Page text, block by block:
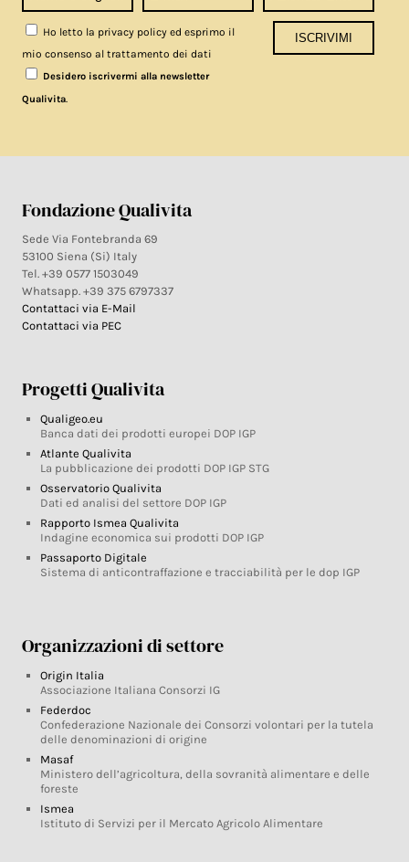
Ho letto la privacy policy ed esprimo il
mio consenso al trattamento dei dati
Desidero iscrivermi alla newsletter
Qualivita.
Fondazione Qualivita
Sede Via Fontebranda 69
53100 Siena (Si) Italy
Tel. +39 0577 1503049
Whatsapp. +39 375 6797337
Contattaci via E-Mail
Contattaci via PEC
Progetti Qualivita
Qualigeo.eu
Banca dati dei prodotti europei DOP IGP
Atlante Qualivita
La pubblicazione dei prodotti DOP IGP STG
Osservatorio Qualivita
Dati ed analisi del settore DOP IGP
Rapporto Ismea Qualivita
Indagine economica sui prodotti DOP IGP
Passaporto Digitale
Sistema di anticontraffazione e tracciabilità per le dop IGP
Organizzazioni di settore
Origin Italia
Associazione Italiana Consorzi IG
Federdoc
Confederazione Nazionale dei Consorzi volontari per la tutela
delle denominazioni di origine
Masaf
Ministero dell’agricoltura, della sovranità alimentare e delle
foreste
Ismea
Istituto di Servizi per il Mercato Agricolo Alimentare